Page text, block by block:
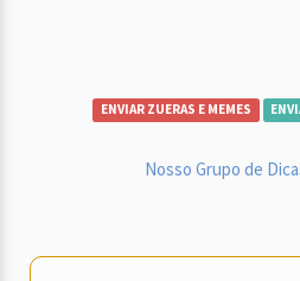
ENVIAR ZUERAS E MEMES
Nosso Grupo de